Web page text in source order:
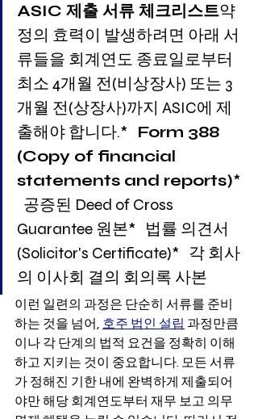
ASIC 제출 서류 체크리스트약
정의 효력이 발생하려면 아래 서
류들을 회계연도 종료일로부터
최소 4개월 전(비상장사) 또는 3
개월 전(상장사)까지 ASIC에 제
출해야 합니다.* Form 388
(Copy of financial
statements and reports)*
  공증된 Deed of Cross
Guarantee 원본*   법률 의견서
(Solicitor's Certificate)*   각 회사
의 이사회 결의 회의록 사본
이런 일련의 과정은 단순히 서류를 준비
하는 것을 넘어, 호주 법인 설립 과정만큼
이나 각 단계의 법적 요건을 정확히 이해
하고 지키는 것이 중요합니다. 모든 서류
가 정해진 기한 내에 완벽하게 제출되어
야만 해당 회계연도부터 재무 보고 의무